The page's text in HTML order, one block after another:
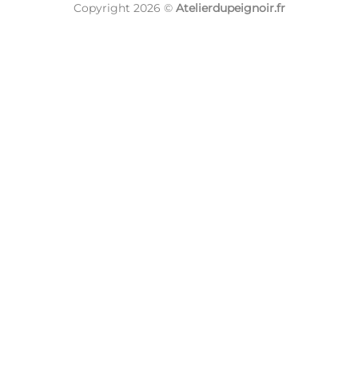
Copyright 2026 © Atelierdupeignoir.fr